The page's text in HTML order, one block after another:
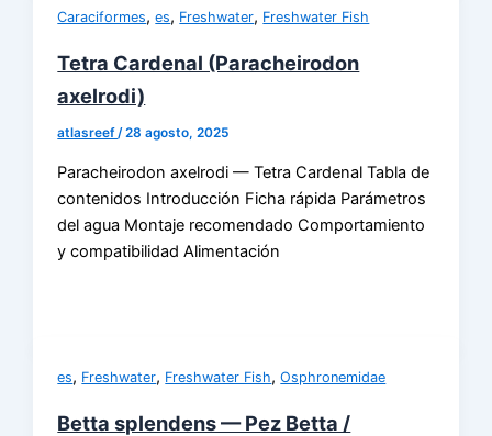
Caraciformes,es, Freshwater, Freshwater Fish
Tetra Cardenal (Paracheirodon
axelrodi)
atlasreef/28 agosto, 2025
Paracheirodon axelrodi — Tetra Cardenal Tabla de
contenidos Introducción Ficha rápida Parámetros
del agua Montaje recomendado Comportamiento
y compatibilidad Alimentación
es, Freshwater, Freshwater Fish,Osphronemidae
Betta splendens — Pez Betta /